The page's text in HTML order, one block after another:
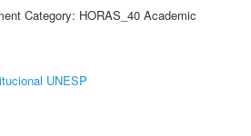
Category: HORAS_40 Academic
UNESP